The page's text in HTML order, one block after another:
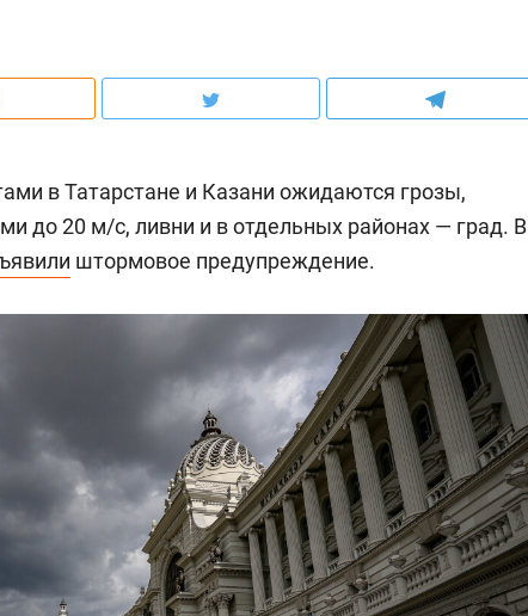
в Татарстане и Казани ожидаются грозы,
до 20 м/c, ливни и в отдельных районах — град. В
штормовое предупреждение.